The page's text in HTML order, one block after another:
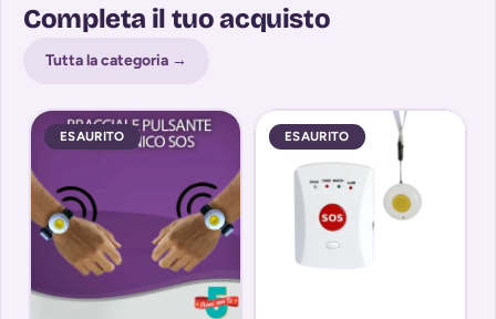
Completa il tuo acquisto
Tutta la categoria →
ESAURITO ESAURITO